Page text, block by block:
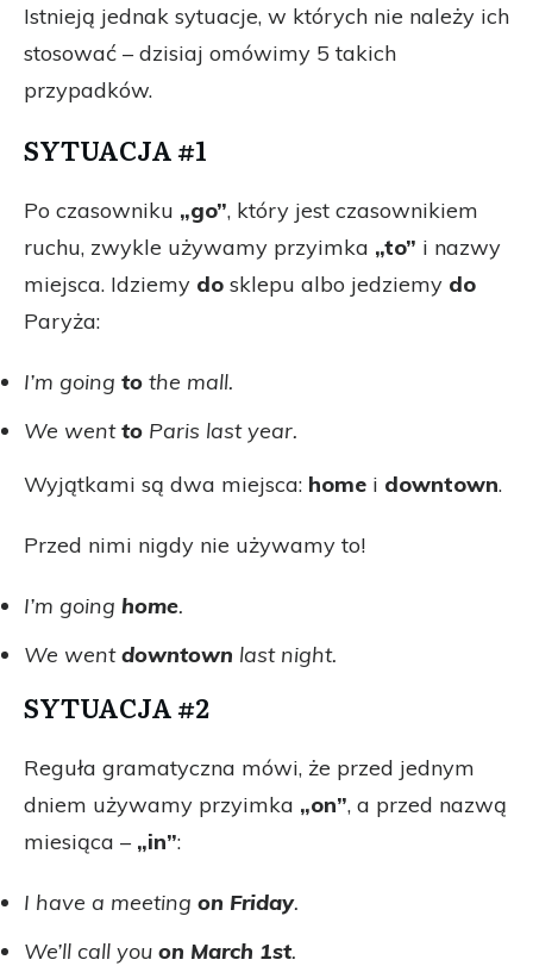
Istnieją jednak sytuacje, w których nie należy ich
stosować – dzisiaj omówimy 5 takich
przypadków.
SYTUACJA #1
Po czasowniku „go”, który jest czasownikiem
ruchu, zwykle używamy przyimka „to” i nazwy
miejsca. Idziemy do sklepu albo jedziemy do
Paryża:
I’m going to the mall.
We wentto Paris last year.
Wyjątkami są dwa miejsca: home i downtown.
Przed nimi nigdy nie używamy to!
I’m going home.
We wentdowntown last night.
SYTUACJA #2
Reguła gramatyczna mówi, że przed jednym
dniem używamy przyimka „on”, a przed nazwą
miesiąca – „in”:
I have a meeting on Friday.
We’ll call you on March 1st.